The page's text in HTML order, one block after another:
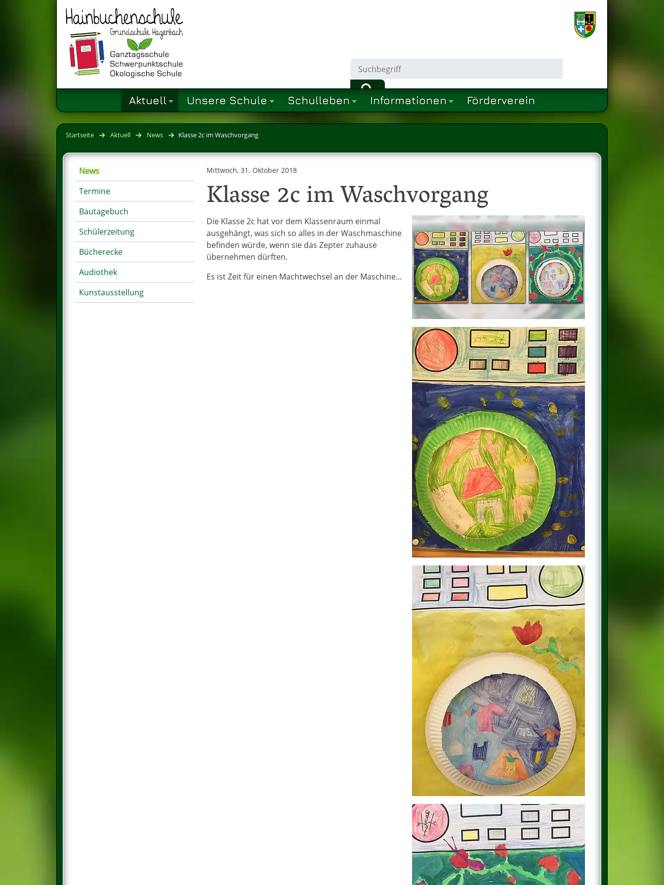
Aktuell Unsere Schule Schulleben Informationen Förderverein
Startseite Aktuell News Klasse 2c im Waschvorgang
News
Termine
Bautagebuch
Schülerzeitung
Bücherecke
Audiothek
Kunstausstellung
Mittwoch, 31. Oktober 2018
Klasse 2c im Waschvorgang
Die Klasse 2c hat vor dem Klassenraum einmal
ausgehängt, was sich so alles in der Waschmaschine
befinden würde, wenn sie das Zepter zuhause
übernehmen dürften.
Es ist Zeit für einen Machtwechsel an der Maschine...